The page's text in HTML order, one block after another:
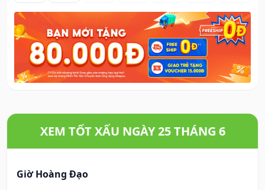
XEM TỐT XẤU NGÀY 25 THÁNG 6
Giờ Hoàng Đạo